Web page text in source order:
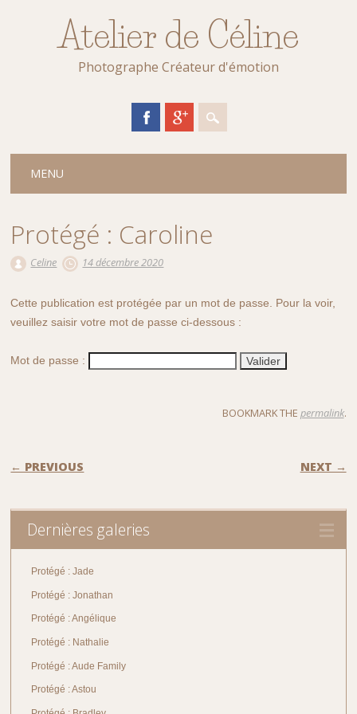
Atelier de Céline
Photographe Créateur d'émotion
Main menu
MENU
Protégé : Caroline
Celine 14 décembre 2020
Cette publication est protégée par un mot de passe. Pour la voir,
veuillez saisir votre mot de passe ci-dessous :
Mot de passe :
BOOKMARK THE permalink.
POST NAVIGATION
← PREVIOUS NEXT →
Dernières galeries
Protégé : Jade
Protégé : Jonathan
Protégé : Angélique
Protégé : Nathalie
Protégé : Aude Family
Protégé : Astou